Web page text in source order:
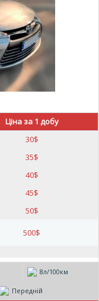
Ціна за 1 добу
30$
35$
40$
45$
50$
500$
8л/100км
Передній